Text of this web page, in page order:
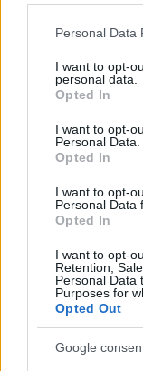
Please note that
not limited to your
grant or deny
use your data for
consent section.
Personal Data
I want to opt-
personal data.
Opted In
I want to opt-
Personal Data.
Opted In
I want to opt-
Personal Data
Opted In
I want to opt-
Retention,
Personal Data
Purposes for
Opted Out
Google
στοallwyn.gr,
δελτίο τους
Οι κληρώσεις
κατάθεση
NEWS
TAGS
ΚΛΉΡΩΣΗ